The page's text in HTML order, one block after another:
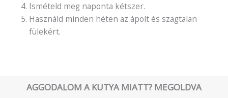
Ismételd meg naponta kétszer.
Használd minden héten az ápolt és szagtalan
fülekért.
AGGODALOM A KUTYA MIATT? MEGOLDVA